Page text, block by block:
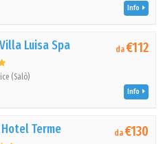
Info
Luisa Spa
(Salò)
da€112
Info
Terme da€130